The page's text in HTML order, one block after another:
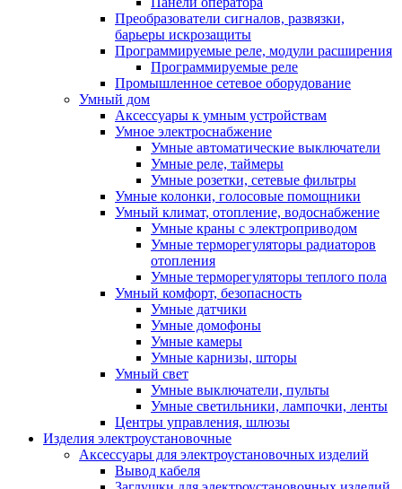
Преобразователи сигналов, развязки,
барьеры искрозащиты
Программируемые реле, модули расширения
Программируемые реле
Промышленное сетевое оборудование
Умный дом
Аксессуары к умным устройствам
Умное электроснабжение
Умные автоматические выключатели
Умные реле, таймеры
Умные розетки, сетевые фильтры
Умные колонки, голосовые помощники
Умный климат, отопление, водоснабжение
Умные краны с электроприводом
Умные терморегуляторы радиаторов
отопления
Умные терморегуляторы теплого пола
Умный комфорт, безопасность
Умные датчики
Умные домофоны
Умные камеры
Умные карнизы, шторы
Умный свет
Умные выключатели, пульты
Умные светильники, лампочки, ленты
Центры управления, шлюзы
Изделия электроустановочные
Аксессуары для электроустановочных изделий
Вывод кабеля